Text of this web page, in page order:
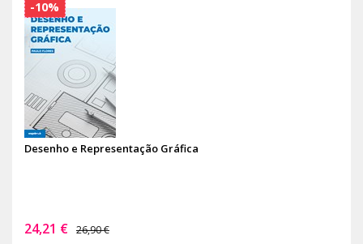
Desenho e Representação Gráfica
24,21 € 26,90 €
-10%